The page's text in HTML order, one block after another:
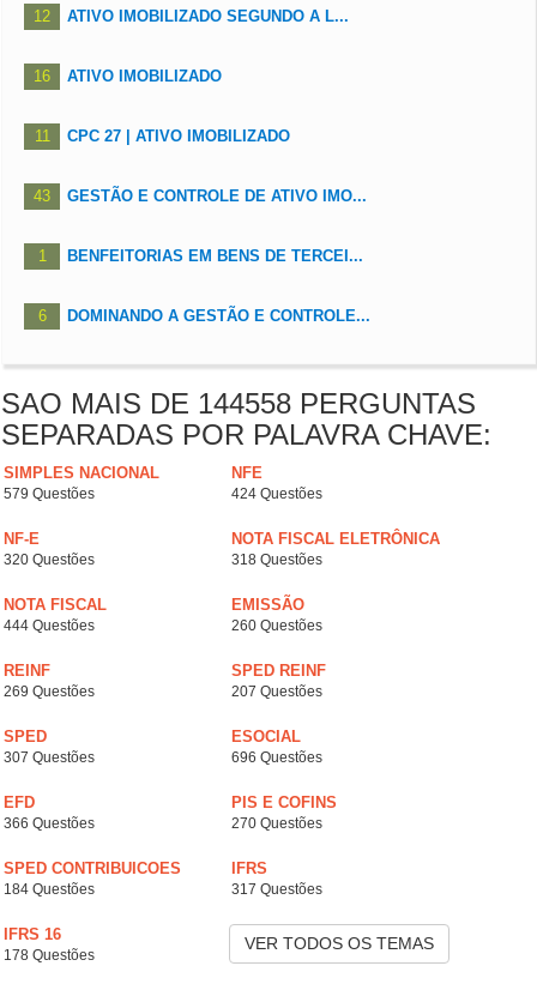
12 ATIVO IMOBILIZADO SEGUNDO A L...
16 ATIVO IMOBILIZADO
11 CPC 27 | ATIVO IMOBILIZADO
43 GESTÃO E CONTROLE DE ATIVO IMO...
1 BENFEITORIAS EM BENS DE TERCEI...
6 DOMINANDO A GESTÃO E CONTROLE...
SAO MAIS DE 144558 PERGUNTAS
SEPARADAS POR PALAVRA CHAVE:
SIMPLES NACIONAL
579 Questões
NFE
424 Questões
NF-E
320 Questões
NOTA FISCAL ELETRÔNICA
318 Questões
NOTA FISCAL
444 Questões
EMISSÃO
260 Questões
REINF
269 Questões
SPED REINF
207 Questões
SPED
307 Questões
ESOCIAL
696 Questões
EFD
366 Questões
PIS E COFINS
270 Questões
SPED CONTRIBUICOES
184 Questões
IFRS
317 Questões
IFRS 16
178 Questões
VER TODOS OS TEMAS